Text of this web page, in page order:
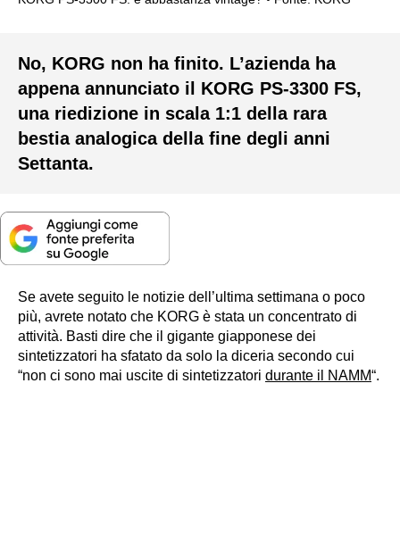
No, KORG non ha finito. L’azienda ha
appena annunciato il KORG PS-3300 FS,
una riedizione in scala 1:1 della rara
bestia analogica della fine degli anni
Settanta.
Se avete seguito le notizie dell’ultima settimana o poco
più, avrete notato che KORG è stata un concentrato di
attività. Basti dire che il gigante giapponese dei
sintetizzatori ha sfatato da solo la diceria secondo cui
“non ci sono mai uscite di sintetizzatori durante il NAMM“.